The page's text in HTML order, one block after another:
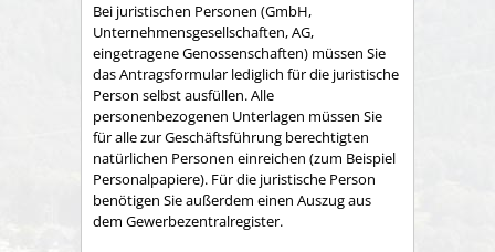
Bei juristischen Personen (GmbH,
Unternehmensgesellschaften, AG,
eingetragene Genossenschaften) müssen Sie
das Antragsformular lediglich für die juristische
Person selbst ausfüllen. Alle
personenbezogenen Unterlagen müssen Sie
für alle zur Geschäftsführung berechtigten
natürlichen Personen einreichen (zum Beispiel
Personalpapiere). Für die juristische Person
benötigen Sie außerdem einen Auszug aus
dem Gewerbezentralregister.